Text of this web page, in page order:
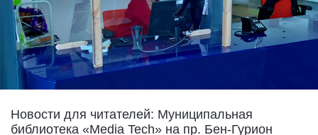
Новости для читателей: Муниципальная
библиотека «Media Tech» на пр. Бен-Гурион